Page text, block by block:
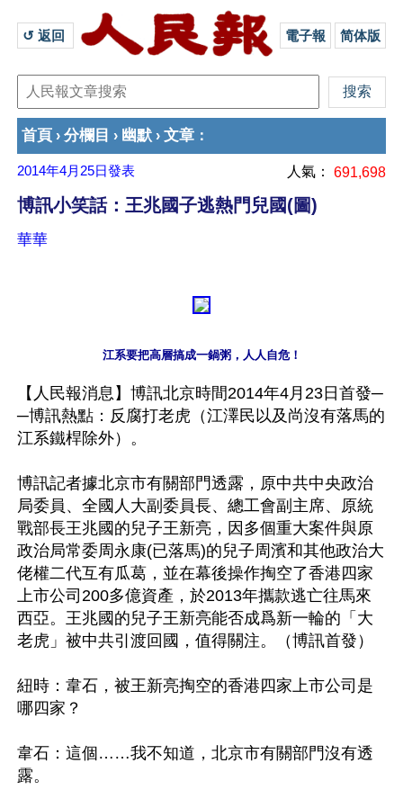
↺ 返回 電子報 简体版
首頁 › 分欄目 › 幽默 › 文章 ：
2014年4月25日發表 人氣： 691,698
博訊小笑話：王兆國子逃熱門兒國(圖)
華華
江系要把高層搞成一鍋粥，人人自危！
【人民報消息】博訊北京時間2014年4月23日首發─
─博訊熱點：反腐打老虎（江澤民以及尚沒有落馬的
江系鐵桿除外）。
博訊記者據北京市有關部門透露，原中共中央政治
局委員、全國人大副委員長、總工會副主席、原統
戰部長王兆國的兒子王新亮，因多個重大案件與原
政治局常委周永康(已落馬)的兒子周濱和其他政治大
佬權二代互有瓜葛，並在幕後操作掏空了香港四家
上市公司200多億資產，於2013年攜款逃亡往馬來
西亞。王兆國的兒子王新亮能否成爲新一輪的「大
老虎」被中共引渡回國，值得關注。（博訊首發）
紐時：韋石，被王新亮掏空的香港四家上市公司是
哪四家？
韋石：這個……我不知道，北京市有關部門沒有透
露。